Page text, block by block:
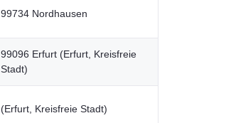
99734 Nordhausen
99096 Erfurt (Erfurt, Kreisfreie
Stadt)
(Erfurt, Kreisfreie Stadt)